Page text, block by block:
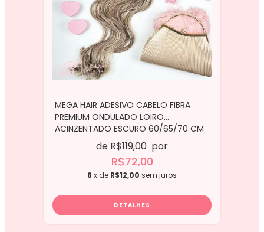
MEGA HAIR ADESIVO CABELO FIBRA
PREMIUM ONDULADO LOIRO
ACINZENTADO ESCURO 60/65/70 CM
deR$119,00 por
R$72,00
6 x de R$12,00 sem juros
DETALHES